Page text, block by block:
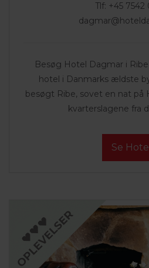
Tlf: +45 7542
Besøg Hotel Dagmar i
hotel i Danmarks ældste
besøgt Ribe, sovet en nat
kvarterslagene fra
Se Hotel